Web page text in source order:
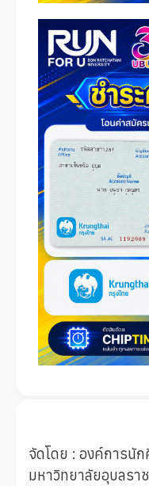
จัดโดย : องค์การนั
มหาวิทยาลัยอุบลรา